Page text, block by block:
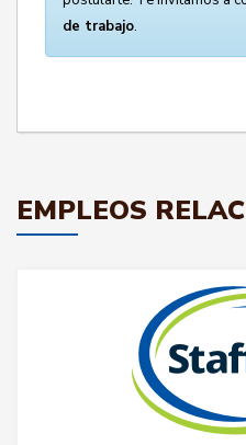
de trabajo.
EMPLEOS